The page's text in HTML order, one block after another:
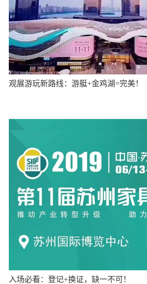
观展游玩新路线：游艇+金鸡湖=完美！
入场必看：登记+换证，缺一不可！